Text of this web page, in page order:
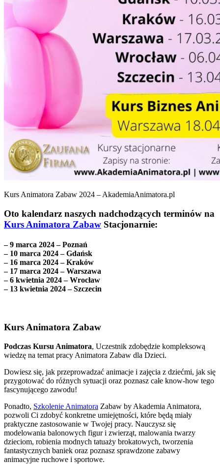
Kurs Animatora Zabaw 2024 – AkademiaAnimatora.pl
Oto kalendarz naszych nadchodzących terminów na
Kurs Animatora Zabaw Stacjonarnie:
– 9 marca 2024 – Poznań
– 10 marca 2024 – Gdańsk
– 16 marca 2024 – Kraków
– 17 marca 2024 – Warszawa
– 6 kwietnia 2024 – Wrocław
– 13 kwietnia 2024 – Szczecin
Kurs Animatora Zabaw
Podczas Kursu Animatora, Uczestnik zdobędzie kompleksową
wiedzę na temat pracy Animatora Zabaw dla Dzieci.
Dowiesz się, jak przeprowadzać animacje i zajęcia z dziećmi, jak się
przygotować do różnych sytuacji oraz poznasz całe know-how tego
fascynującego zawodu!
Ponadto, Szkolenie Animatora Zabaw by Akademia Animatora,
pozwoli Ci zdobyć konkretne umiejętności, które będą miały
praktyczne zastosowanie w Twojej pracy. Nauczysz się
modelowania balonowych figur i zwierząt, malowania twarzy
dzieciom, robienia modnych tatuaży brokatowych, tworzenia
fantastycznych baniek oraz poznasz sprawdzone zabawy
animacyjne ruchowe i sportowe.